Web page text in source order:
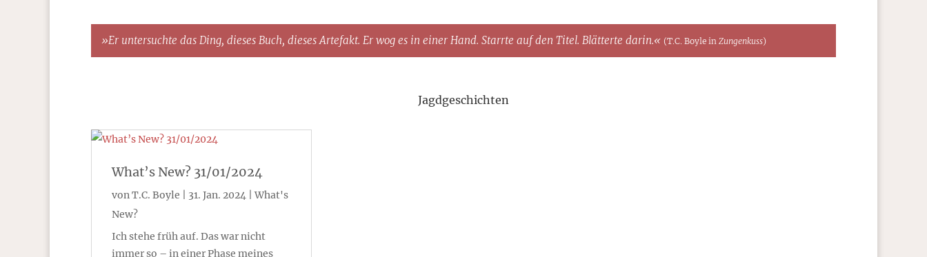
»Er untersuchte das Ding, dieses Buch, dieses Artefakt. Er wog es in einer Hand. Starrte auf den Titel. Blätterte darin.« (T.C. Boyle in Zungenkuss)
Jagdgeschichten
What’s New? 31/01/2024
vonT.C. Boyle 31. Jan. 2024 |What's
New?
Ich stehe früh auf. Das war nicht
immer so – in einer Phase meines